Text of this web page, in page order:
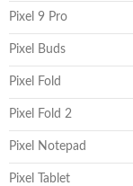
Pixel 9 Pro
Pixel Buds
Pixel Fold
Pixel Fold 2
Pixel Notepad
Pixel Tablet